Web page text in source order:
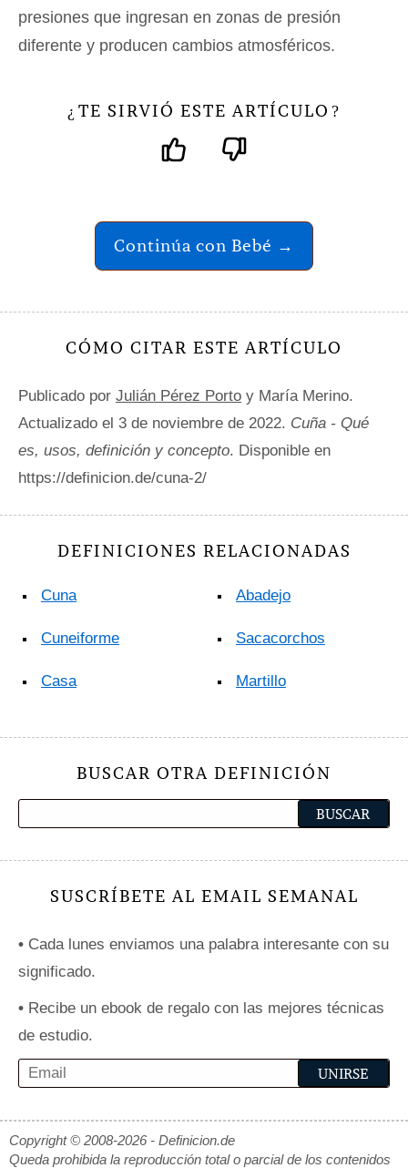
presiones que ingresan en zonas de presión
diferente y producen cambios atmosféricos.
¿ TE SIRVIÓ ESTE ARTÍCULO ?
Continúa con Bebé →
CÓMO CITAR ESTE ARTÍCULO
Publicado por Julián Pérez Porto y María Merino.
Actualizado el 3 de noviembre de 2022. Cuña - Qué
es, usos, definición y concepto. Disponible en
https://definicion.de/cuna-2/
DEFINICIONES RELACIONADAS
Cuna
Cuneiforme
Casa
Abadejo
Sacacorchos
Martillo
BUSCAR OTRA DEFINICIÓN
SUSCRÍBETE AL EMAIL SEMANAL
• Cada lunes enviamos una palabra interesante con su
significado.
• Recibe un ebook de regalo con las mejores técnicas
de estudio.
Copyright © 2008-2026 - Definicion.de
Queda prohibida la reproducción total o parcial de los contenidos